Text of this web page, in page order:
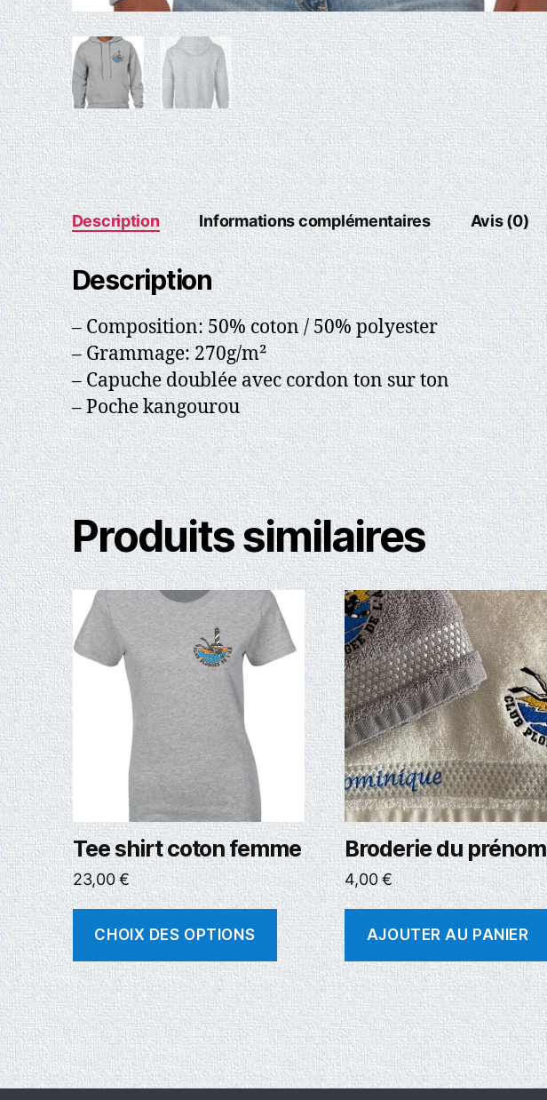
Description Informations complémentaires Avis (0)
Description
– Composition: 50% coton / 50% polyester
– Grammage: 270g/m²
– Capuche doublée avec cordon ton sur ton
– Poche kangourou
Produits similaires
Tee shirt coton femme
23,00€
CHOIX DES OPTIONS
Broderie du prénom
4,00€
AJOUTER AU PANIER